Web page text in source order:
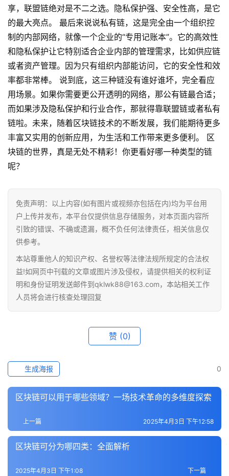
首
页
行
情
百
享，联盟链绝对是不二之选。隐私保护强、安全性高，是它
的最大亮点。 最后来说说私有链，这是完全由一个组织控
制的内部网络，就像一个企业的“专用记账本”。它的高效性
和隐私保护让它特别适合企业内部的管理需求，比如供应链
或者资产管理。因为只有组织内部能访问，它的安全性和效
率都非常棒。 说到底，这三种链没有谁好谁坏，完全看应
用场景。如果你需要更公开透明的网络，那公有链最合适；
而如果涉及隐私保护和行业合作，那就得靠联盟链或者私有
链啦。未来，随着区块链技术的不断发展，我们能期待更多
丰富又实用的创新应用，为生活和工作带来更多便利。 区
块链的世界，真是无处不精彩！你更看好哪一种类型的链
呢？
免责声明：以上内容(如有图片或视频亦包括在内)均为平台用
户上传并发布，本平台仅提供信息存储服务，对本页面内容所
引致的错误、不确或遗漏，概不负任何法律责任，相关信息仅
供参考。
本站尊重他人的知识产权、名誉权等法律法规所规定的合法权
益!如网页中刊载的文章或图片涉及侵权，请提供相关的权利证
明和身份证明发送邮件到qklwk88@163.com，本站相关工作
人员将会进行核查处理回复
赞 (0)
0
生成海报
区块链可以用于哪些领域？一场技术革命的多维度探索
上一篇 2025年4月3日 下午12:58
区块链可分为哪四类：全面解析
下一篇
2025年4月3日 下午1:08